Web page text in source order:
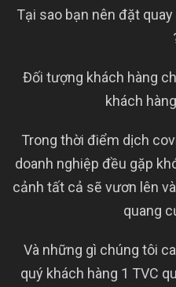
Tại sao bạn nên đặt
Đối tượng khách hàng
khách
Trong thời điểm dịch
doanh nghiệp đều gặp
cảnh tất cả sẽ vươn lên
quang
Và những gì chúng tôi
quý khách hàng 1 TVC